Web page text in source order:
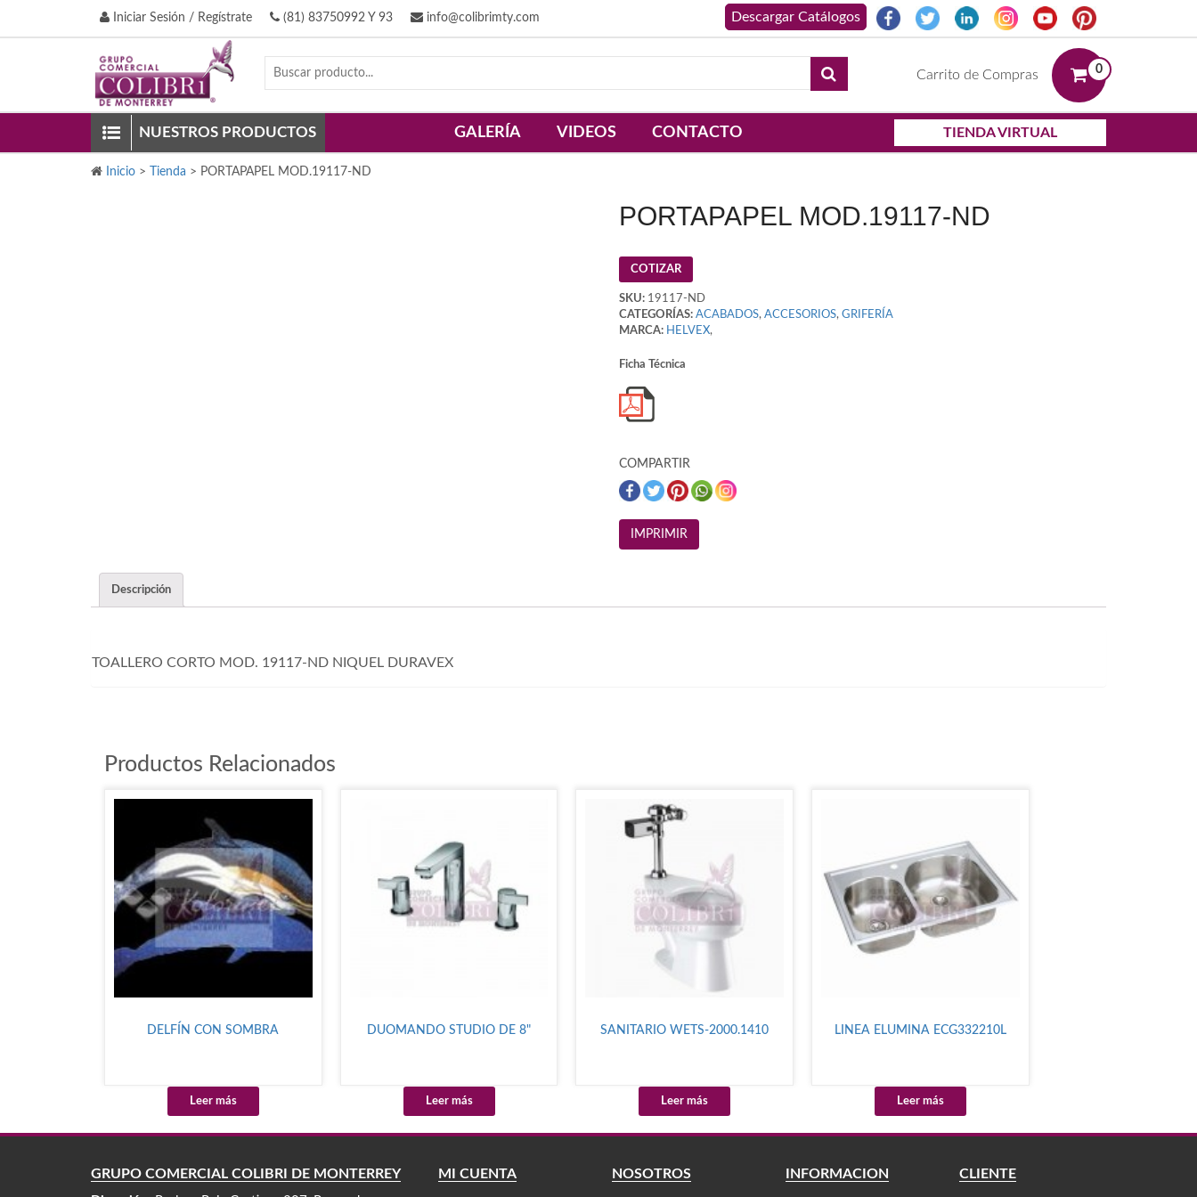
Iniciar Sesión / Regístrate (81) 83750992 Y 93 info@colibrimty.com
Carrito de Compras 0
NUESTROS PRODUCTOS GALERÍA VIDEOS CONTACTO TIENDA VIRTUAL
Inicio > Tienda > PORTAPAPEL MOD.19117-ND
PORTAPAPEL MOD.19117-ND
COTIZAR
SKU:19117-ND
CATEGORÍAS: ACABADOS, ACCESORIOS, GRIFERÍA
MARCA: HELVEX,
Ficha Técnica
COMPARTIR
Descripción
TOALLERO CORTO MOD. 19117-ND NIQUEL DURAVEX
Productos Relacionados
DELFÍN CON SOMBRA
Leer más
DUOMANDO STUDIO DE 8"
Leer más
SANITARIO WETS-2000.1410
Leer más
LINEA ELUMINA ECG332210L
Leer más
GRUPO COMERCIAL COLIBRÍ DE MONTERREY MI CUENTA NOSOTROS INFORMACIÓN CLIENTE